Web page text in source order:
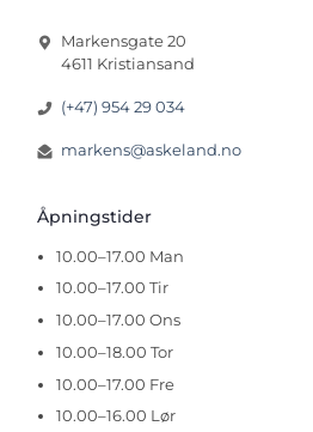
Markensgate 20
4611 Kristiansand
(+47) 954 29 034
markens@askeland.no
Åpningstider
10.00–17.00 Man
10.00–17.00 Tir
10.00–17.00 Ons
10.00–18.00 Tor
10.00–17.00 Fre
10.00–16.00 Lør